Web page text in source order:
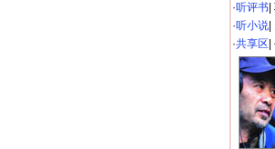
·听评书
·听小说
·共享区